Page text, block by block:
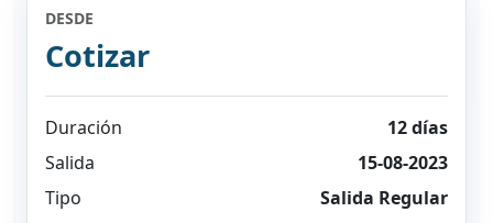
DESDE
Cotizar
Duración
12 días
Salida
15-08-2023
Tipo
Salida Regular